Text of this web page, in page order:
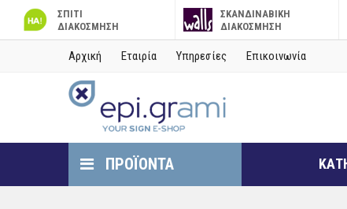
ΣΠΙΤΙ
ΔΙΑΚΟΣΜΗΣΗ
ΣΚΑΝΔΙΝΑΒΙΚΗ
ΔΙΑΚΟΣΜΗΣΗ
Αρχική Εταιρία Υπηρεσίες Επικοινωνία
ΠΡΟΪΟΝΤΑ